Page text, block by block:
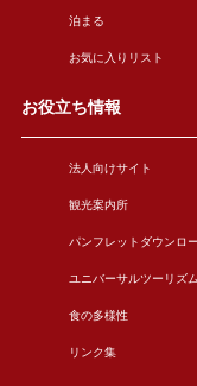
泊まる
お気に入りリスト
お役立ち情報
法人向けサイト
観光案内所
パンフレットダウンロ
ユニバーサルツーリズム
食の多様性
リンク集